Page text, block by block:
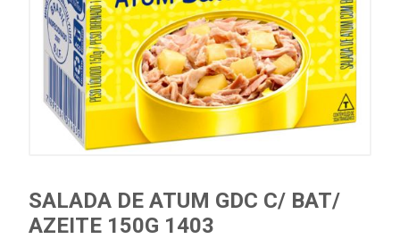
SALADA DE ATUM GDC C/ BAT/
AZEITE 150G 1403